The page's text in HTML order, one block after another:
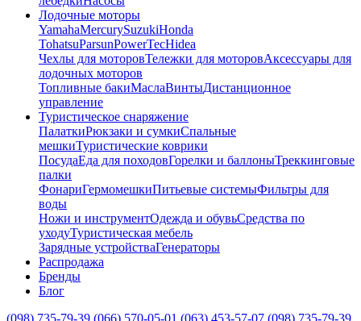
Лодочные моторы
YamahaMercurySuzukiHonda
TohatsuParsunPowerTecHidea
Чехлы для моторовТележки для моторовАксессуары для
лодочных моторов
Топливные бакиМаслаВинтыДистанционное
управление
Туристическое снаряжение
ПалаткиРюкзаки и сумкиСпальные
мешкиТуристические коврики
ПосудаЕда для походовГорелки и баллоныТреккинговые
палки
ФонариГермомешкиПитьевые системыФильтры для
воды
Ножи и инструментОдежда и обувьСредства по
уходуТуристическая мебель
Зарядные устройстваГенераторы
Распродажа
Бренды
Блог
(098) 735-79-39 (066) 570-05-01 (063) 453-57-07 (098) 735-79-39